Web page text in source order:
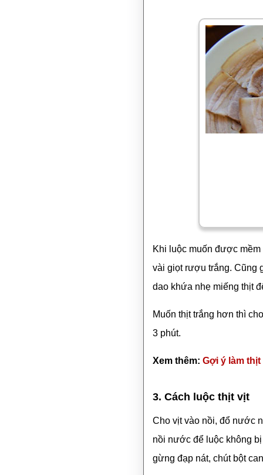
Khi luộc muốn được
vài giọt rượu trắng. Cũng
dao khứa nhẹ miếng thịt
Muốn thịt trắng hơn thì
3 phút.
Xem thêm: Gợi ý làm
3. Cách luộc thịt vịt
Cho vịt vào nồi, đổ nước
nồi nước để luộc không
gừng đạp nát, chút bột